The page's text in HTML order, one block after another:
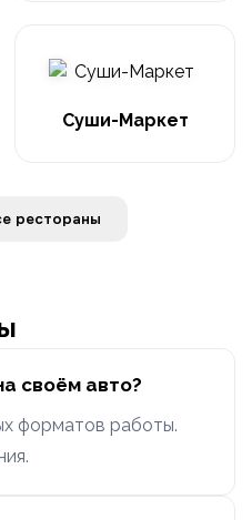
Суши-Маркет
Показать все рестораны
своём авто?
форматов работы.